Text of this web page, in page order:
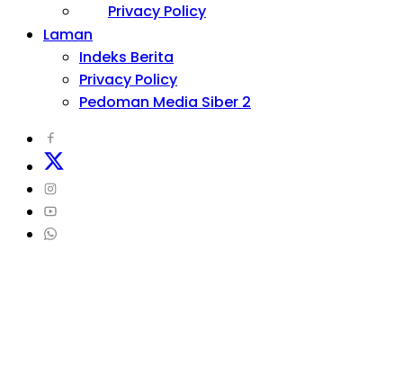
Privacy Policy
Laman
Indeks Berita
Privacy Policy
Pedoman Media Siber 2